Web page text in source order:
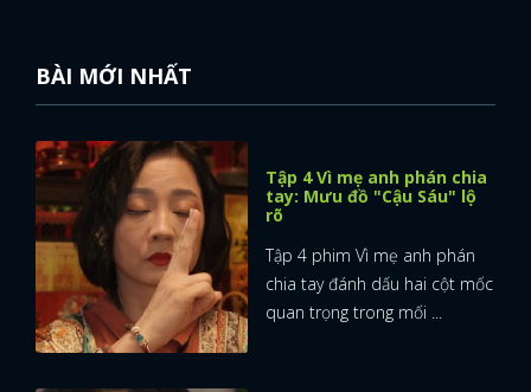
BÀI MỚI NHẤT
Tập 4 Vì mẹ anh phán chia
tay: Mưu đồ "Cậu Sáu" lộ
rõ
Tập 4 phim Vì mẹ anh phán
chia tay đánh dấu hai cột mốc
quan trọng trong mối ...